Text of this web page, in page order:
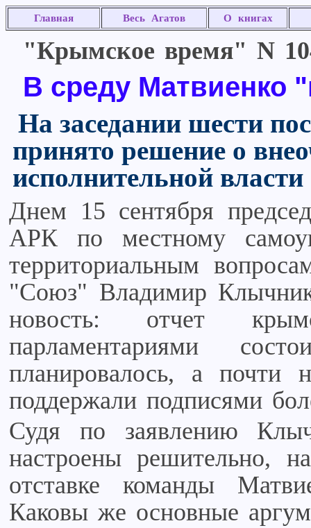
Главная Весь Агатов О книгах
"Крымское время" N
В среду Матвиенко
На заседании шести
принято решение о
исполнительной
Днем 15 сентября
АРК по местному
территориальным
"Союз" Владимир
новость: отчет
парламентариями
планировалось, а
поддержали подписями
Судя по заявлению
настроены решительно,
отставке команды
Каковы же основные